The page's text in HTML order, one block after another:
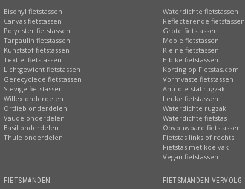
Bisonyl fietstassen
Canvas fietstassen
Polyester fietstassen
Tarpaulin fietstassen
Kunststof fietstassen
Textiel fietstassen
Lichtgewicht fietstassen
Gerecyclede fietstassen
Stevige fietstassen
Willex onderdelen
Ortlieb onderdelen
Vaude onderdelen
Basil onderdelen
Thule onderdelen
Waterdichte fietstassen
Reflecterende fietstassen
Grote fietstassen
Mooie fietstassen
Kleine fietstassen
E-bike fietstassen
Korting op Fietstas.com
Vormvaste fietstassen
Anti-diefstal rugzak
Leuke fietstassen
Waterdichte rugzak
Waterdichte fietstas
Opvouwbare fietstassen
Fietstas links of rechts
Fietstas met koelvak
Vegan fietstassen
FIETSMANDEN FIETSMANDEN VERVOLG